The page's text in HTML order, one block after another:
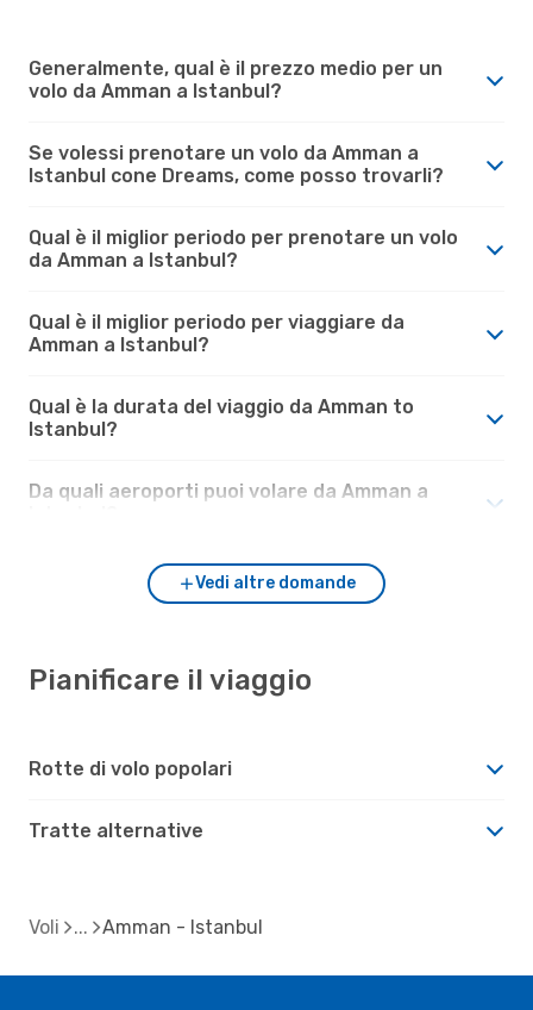
Generalmente, qual è il prezzo medio per un
volo da Amman a Istanbul?
Se volessi prenotare un volo da Amman a
Istanbul cone Dreams, come posso trovarli?
Qual è il miglior periodo per prenotare un volo
da Amman a Istanbul?
Qual è il miglior periodo per viaggiare da
Amman a Istanbul?
Qual è la durata del viaggio da Amman to
Istanbul?
Da quali aeroporti puoi volare da Amman a
Vedi altre domande
Pianificare il viaggio
Rotte di volo popolari
Tratte alternative
Voli Amman - Istanbul